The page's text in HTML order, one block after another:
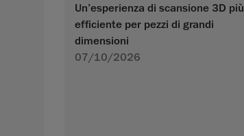
Un’esperienza di scansione 3D più
efficiente per pezzi di grandi
dimensioni
07/10/2026